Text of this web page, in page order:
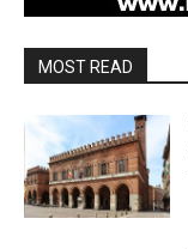
MOST READ